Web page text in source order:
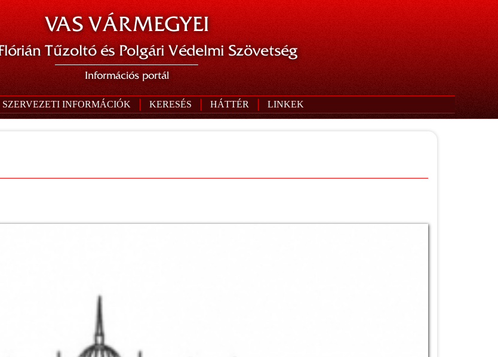
VAS VÁRMEGYEI
Tűzoltó és Polgári Védelmi Szövetség
Információs portál
SZERVEZETI INFORMÁCIÓK KERESÉS HÁTTÉR LINKEK